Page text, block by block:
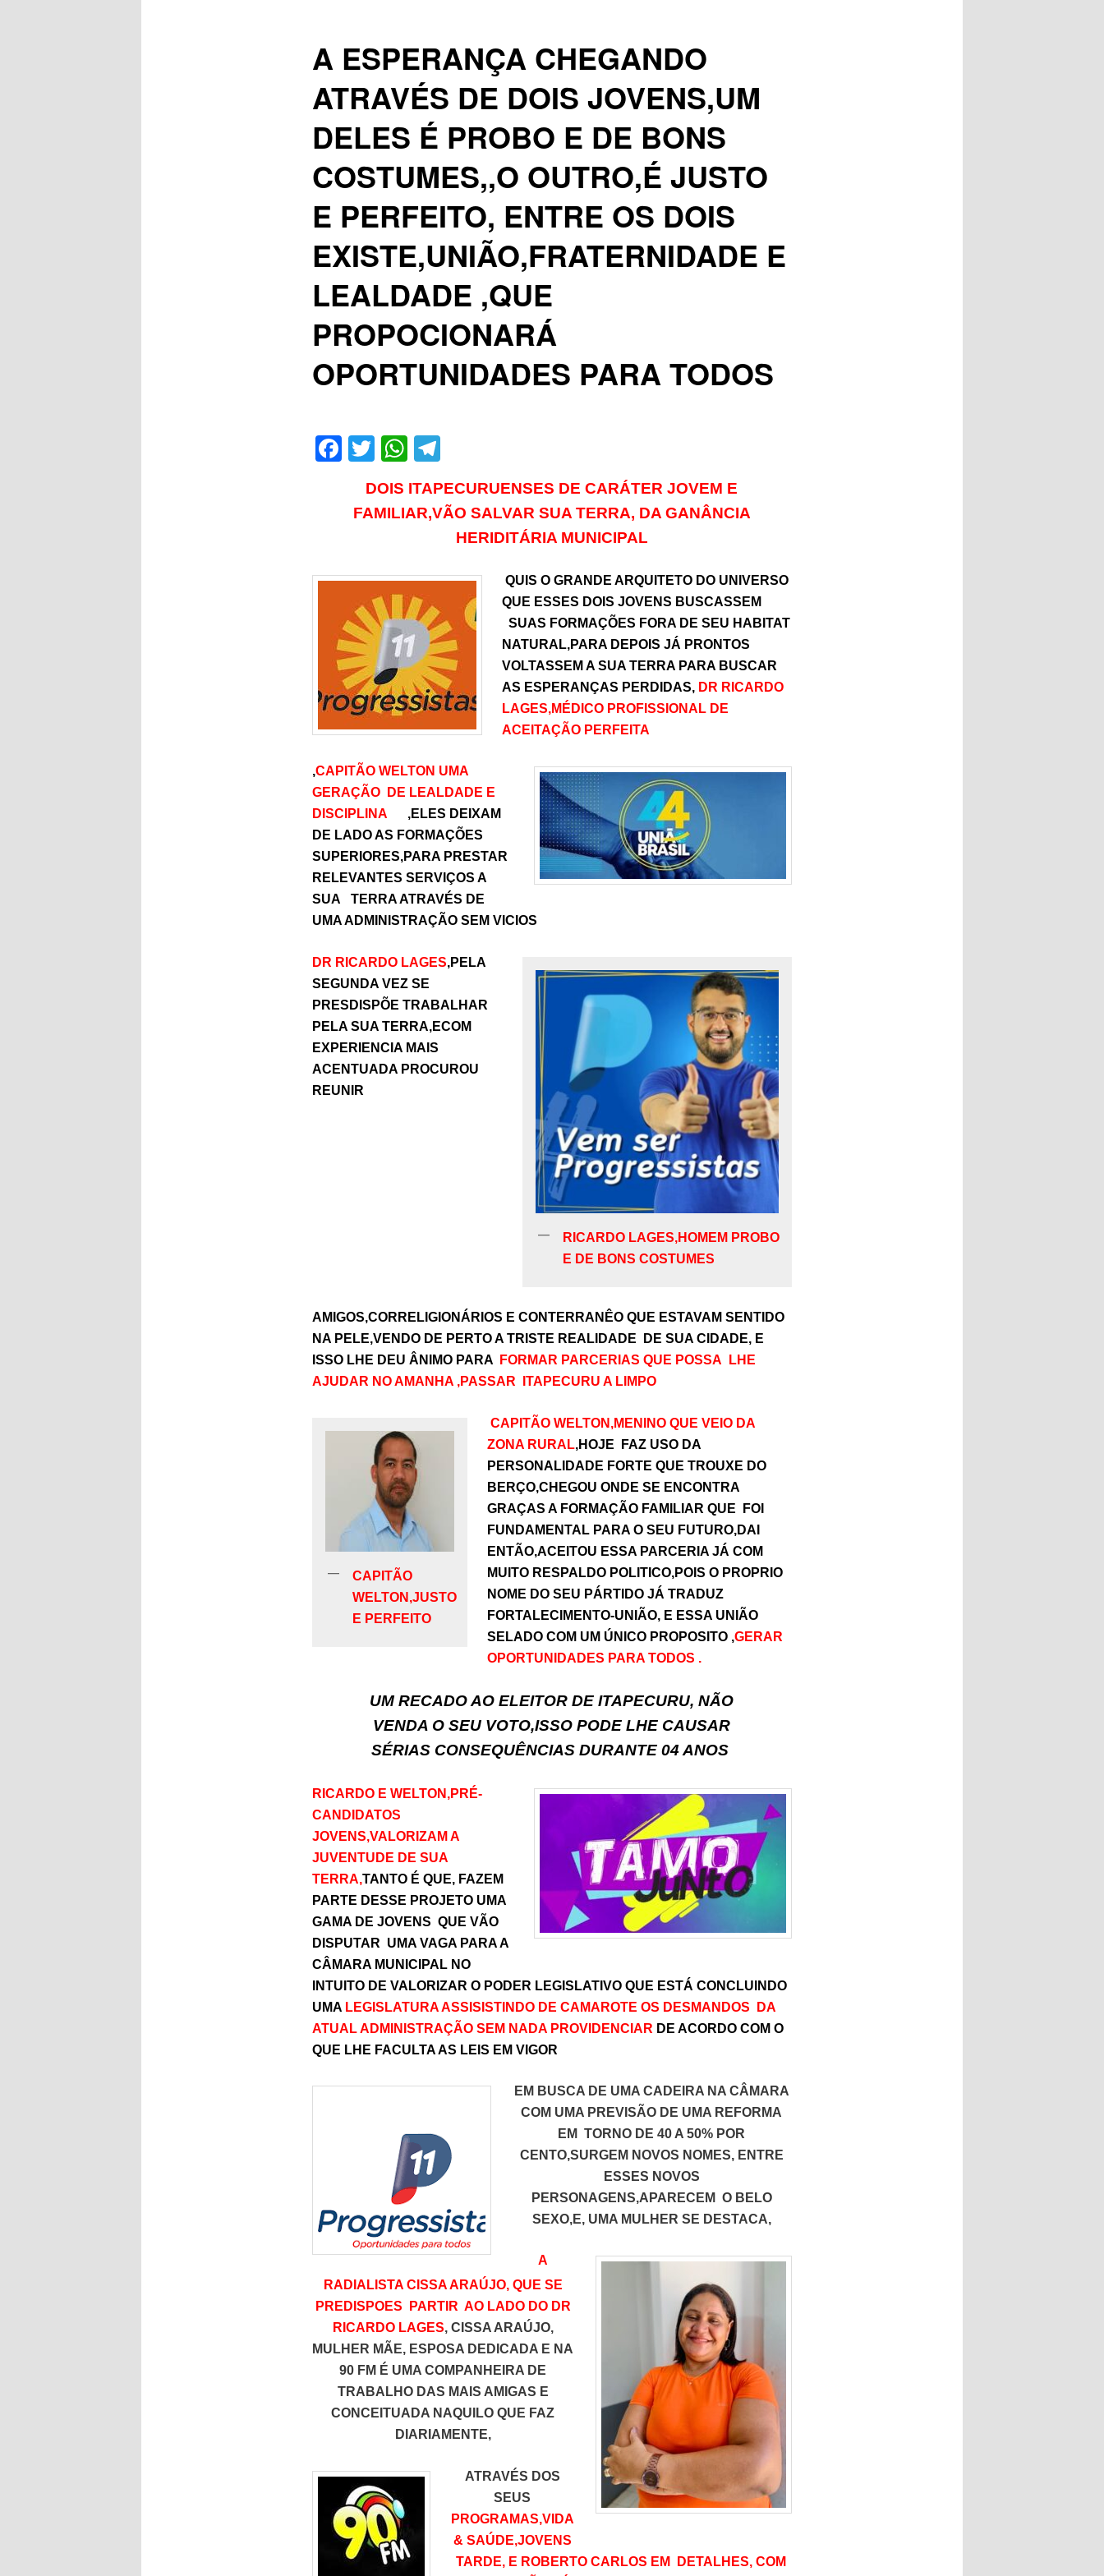
A ESPERANÇA CHEGANDO
ATRAVÉS DE DOIS JOVENS,UM
DELES É PROBO E DE BONS
COSTUMES,,O OUTRO,É JUSTO
E PERFEITO, ENTRE OS DOIS
EXISTE,UNIÃO,FRATERNIDADE E
LEALDADE ,QUE
PROPOCIONARÁ
OPORTUNIDADES PARA TODOS
Facebook
TwitterWhatsApp
Telegram
DOIS ITAPECURUENSES DE CARÁTER JOVEM E
FAMILIAR,VÃO SALVAR SUA TERRA, DA GANÂNCIA
HERIDITÁRIA MUNICIPAL
QUIS O GRANDE ARQUITETO DO UNIVERSO
QUE ESSES DOIS JOVENS BUSCASSEM
SUAS FORMAÇÕES FORA DE SEU HABITAT
NATURAL,PARA DEPOIS JÁ PRONTOS
VOLTASSEM A SUA TERRA PARA BUSCAR
AS ESPERANÇAS PERDIDAS, DR RICARDO
LAGES,MÉDICO PROFISSIONAL DE
ACEITAÇÃO PERFEITA
,CAPITÃO WELTON UMA
GERAÇÃO DE LEALDADE E
DISCIPLINA
,ELES DEIXAM
DE LADO AS FORMAÇÕES
SUPERIORES,PARA PRESTAR
RELEVANTES SERVIÇOS A
SUA TERRA ATRAVÉS DE
UMA ADMINISTRAÇÃO SEM VICIOS
RICARDO LAGES,HOMEM PROBO
E DE BONS COSTUMES
DR RICARDO LAGES,PELA
SEGUNDA VEZ SE
PRESDISPÕE TRABALHAR
PELA SUA TERRA,ECOM
EXPERIENCIA MAIS
ACENTUADA PROCUROU
REUNIR
AMIGOS,CORRELIGIONÁRIOS E CONTERRANÊO QUE ESTAVAM SENTIDO
NA PELE,VENDO DE PERTO A TRISTE REALIDADE DE SUA CIDADE, E
ISSO LHE DEU ÂNIMO PARA
FORMAR PARCERIAS QUE POSSA LHE
AJUDAR NO AMANHA ,PASSAR ITAPECURU A LIMPO
CAPITÃO
WELTON,JUSTO
E PERFEITO
CAPITÃO WELTON,MENINO QUE VEIO DA
ZONA RURAL,HOJE FAZ USO DA
PERSONALIDADE FORTE QUE TROUXE DO
BERÇO,CHEGOU ONDE SE ENCONTRA
GRAÇAS A FORMAÇÃO FAMILIAR QUE FOI
FUNDAMENTAL PARA O SEU FUTURO,DAI
ENTÃO,ACEITOU ESSA PARCERIA JÁ COM
MUITO RESPALDO POLITICO,POIS O PROPRIO
NOME DO SEU PÁRTIDO JÁ TRADUZ
FORTALECIMENTO-UNIÃO, E ESSA UNIÃO
SELADO COM UM ÚNICO PROPOSITO ,GERAR
OPORTUNIDADES PARA TODOS .
UM RECADO AO ELEITOR DE ITAPECURU, NÃO
VENDA O SEU VOTO,ISSO PODE LHE CAUSAR
SÉRIAS CONSEQUÊNCIAS DURANTE 04 ANOS
RICARDO E WELTON,PRÉ-
CANDIDATOS
JOVENS,VALORIZAM A
JUVENTUDE DE SUA
TERRA,TANTO É QUE, FAZEM
PARTE DESSE PROJETO UMA
GAMA DE JOVENS QUE VÃO
DISPUTAR UMA VAGA PARA A
CÂMARA MUNICIPAL NO
INTUITO DE VALORIZAR O PODER LEGISLATIVO QUE ESTÁ CONCLUINDO
UMALEGISLATURA ASSISISTINDO DE CAMAROTE OS DESMANDOS DA
ATUAL ADMINISTRAÇÃO SEM NADA PROVIDENCIAR DE ACORDO COM O
QUE LHE FACULTA AS LEIS EM VIGOR
EM BUSCA DE UMA CADEIRA NA CÂMARA
COM UMA PREVISÃO DE UMA REFORMA
EM TORNO DE 40 A 50% POR
CENTO,SURGEM NOVOS NOMES, ENTRE
ESSES NOVOS
PERSONAGENS,APARECEM O BELO
SEXO,E, UMA MULHER SE DESTACA,
A
RADIALISTA CISSA ARAÚJO, QUE SE
PREDISPOES PARTIR AO LADO DO DR
RICARDO LAGES, CISSA ARAÚJO,
MULHER MÃE, ESPOSA DEDICADA E NA
90 FM É UMA COMPANHEIRA DE
TRABALHO DAS MAIS AMIGAS E
CONCEITUADA NAQUILO QUE FAZ
DIARIAMENTE,
ATRAVÉS DOS
SEUS
PROGRAMAS,VIDA
& SAÚDE,JOVENS
TARDE, E ROBERTO CARLOS EM DETALHES, COM